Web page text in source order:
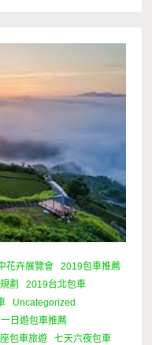
花卉展覽會
2019包車推薦
劃
2019台北包車
Uncategorized
一日遊包車推薦
包車旅遊
七天六夜包車